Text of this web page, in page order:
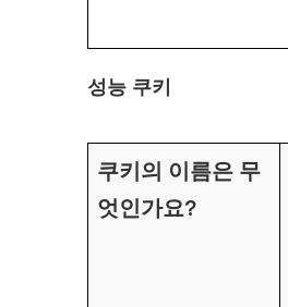
성능 쿠키
쿠키의 이름은 무
엇인가요?